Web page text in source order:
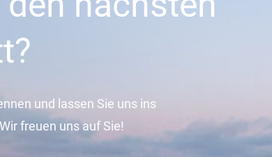
und lassen Sie uns ins
freuen uns auf Sie!